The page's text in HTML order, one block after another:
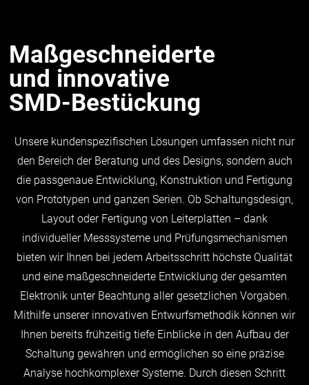
Maßgeschneiderte
und innovative
SMD-Bestückung
Unsere kundenspezifischen Lösungen umfassen nicht nur
den Bereich der Beratung und des Designs, sondern auch
die passgenaue Entwicklung, Konstruktion und Fertigung
von Prototypen und ganzen Serien. Ob Schaltungsdesign,
Layout oder Fertigung von Leiterplatten – dank
individueller Messsysteme und Prüfungsmechanismen
bieten wir Ihnen bei jedem Arbeitsschritt höchste Qualität
und eine maßgeschneiderte Entwicklung der gesamten
Elektronik unter Beachtung aller gesetzlichen Vorgaben.
Mithilfe unserer innovativen Entwurfsmethodik können wir
Ihnen bereits frühzeitig tiefe Einblicke in den Aufbau der
Schaltung gewähren und ermöglichen so eine präzise
Analyse hochkomplexer Systeme. Durch diesen Schritt